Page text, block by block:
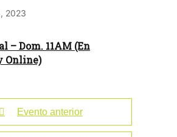
2023
– Dom. 11AM (En
Online)
Evento anterior